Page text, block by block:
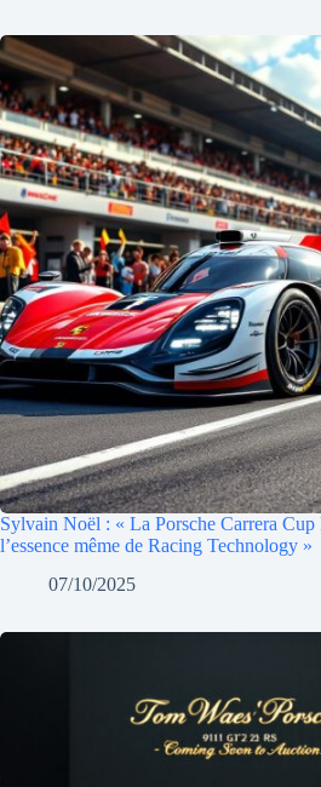
Sylvain Noël : « La Porsche Carrera Cup
l’essence même de Racing Technology »
07/10/2025